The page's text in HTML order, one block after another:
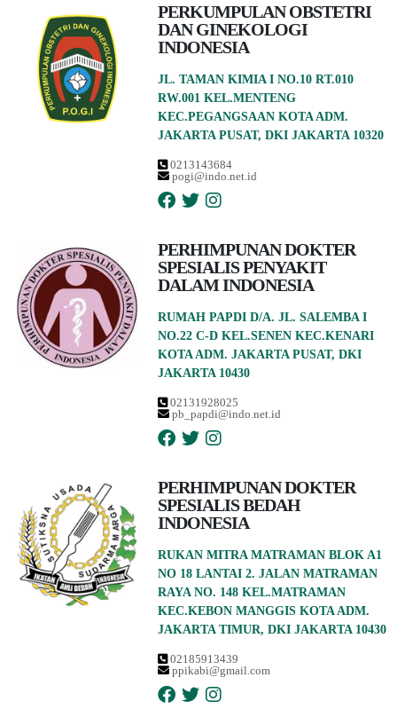
PERKUMPULAN OBSTETRI
DAN GINEKOLOGI
INDONESIA
JL. TAMAN KIMIA I NO.10 RT.010
RW.001 KEL.MENTENG
KEC.PEGANGSAAN KOTA ADM.
JAKARTA PUSAT, DKI JAKARTA 10320
0213143684
pogi@indo.net.id
PERHIMPUNAN DOKTER
SPESIALIS PENYAKIT
DALAM INDONESIA
RUMAH PAPDI D/A. JL. SALEMBA I
NO.22 C-D KEL.SENEN KEC.KENARI
KOTA ADM. JAKARTA PUSAT, DKI
JAKARTA 10430
02131928025
pb_papdi@indo.net.id
PERHIMPUNAN DOKTER
SPESIALIS BEDAH
INDONESIA
RUKAN MITRA MATRAMAN BLOK A1
NO 18 LANTAI 2. JALAN MATRAMAN
RAYA NO. 148 KEL.MATRAMAN
KEC.KEBON MANGGIS KOTA ADM.
JAKARTA TIMUR, DKI JAKARTA 10430
02185913439
ppikabi@gmail.com